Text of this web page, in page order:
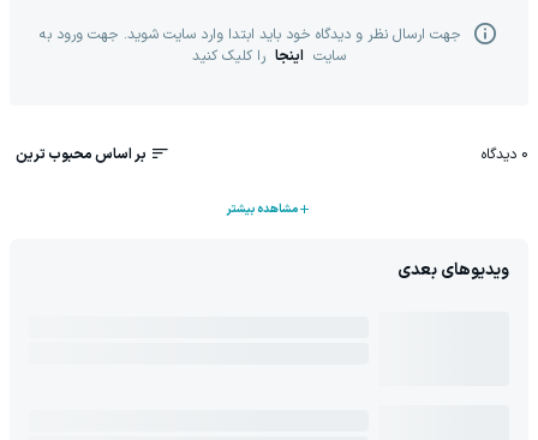
جهت ارسال نظر و دیدگاه خود باید ابتدا وارد سایت شوید. جهت ورود به
سایت اینجا را کلیک کنید
0 دیدگاه بر اساس محبوب ترین
مشاهده بیشتر
ویدیوهای بعدی